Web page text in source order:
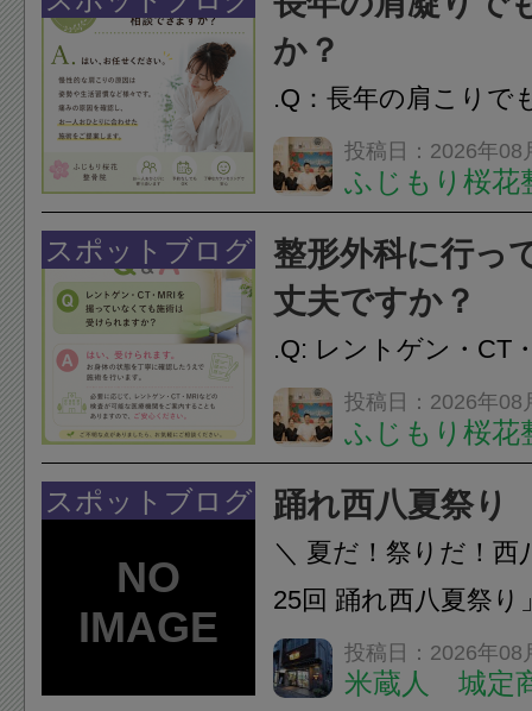
か？
.Q：長年の肩こりで
か？A：はい、お任
性的な肩こりの原因
慣など様々です。痛
し、お一人おひとり
をご提案します。.#
投稿日：2026年08
ふじもり桜花
スポットブログ
整形外科に行っ
丈夫ですか？
.Q: レントゲン・CT
いなくても施術は受
A: はい、受けられま
態を丁寧に確認した
います。必要に応じ
ン・CT・MRIなどの
投稿日：2026年08
ふじもり桜花
スポットブログ 踊れ西八夏祭り
＼ 夏だ！祭りだ！西
25回 踊れ西八夏祭
てくる！ 伝統の【阿
情熱の【よさこいソ
投稿日：2026年08
米蔵人 城定